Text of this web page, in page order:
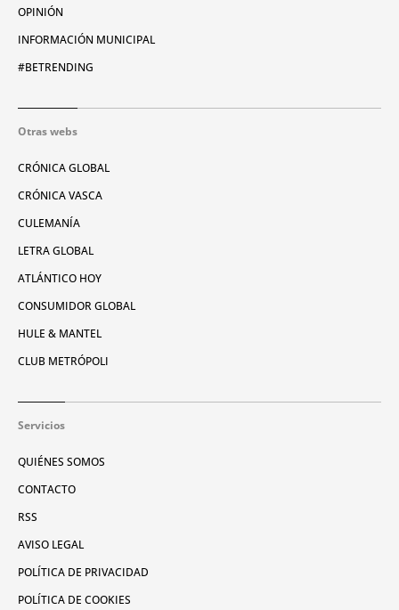
OPINIÓN
INFORMACIÓN MUNICIPAL
#BETRENDING
Otras webs
CRÓNICA GLOBAL
CRÓNICA VASCA
CULEMANÍA
LETRA GLOBAL
ATLÁNTICO HOY
CONSUMIDOR GLOBAL
HULE & MANTEL
CLUB METRÓPOLI
Servicios
QUIÉNES SOMOS
CONTACTO
RSS
AVISO LEGAL
POLÍTICA DE PRIVACIDAD
POLÍTICA DE COOKIES